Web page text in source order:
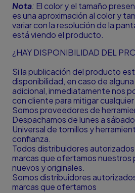
Nota: El color y el tamaño
es una aproximación al color y
variar con la resolución de la
está viendo el producto.
¿HAY DISPONIBILIDAD DEL
Si la publicación del producto
disponibilidad, en caso de
adicional, inmediatamente nos
con cliente para mitigar
Somos proveedores de
Despachamos de lunes a
Universal de tornillos y
confianza.
Todos distribuidores
marcas que ofertamos nuestros
nuevos y originales.
Somos distribuidores
marcas que ofertamos